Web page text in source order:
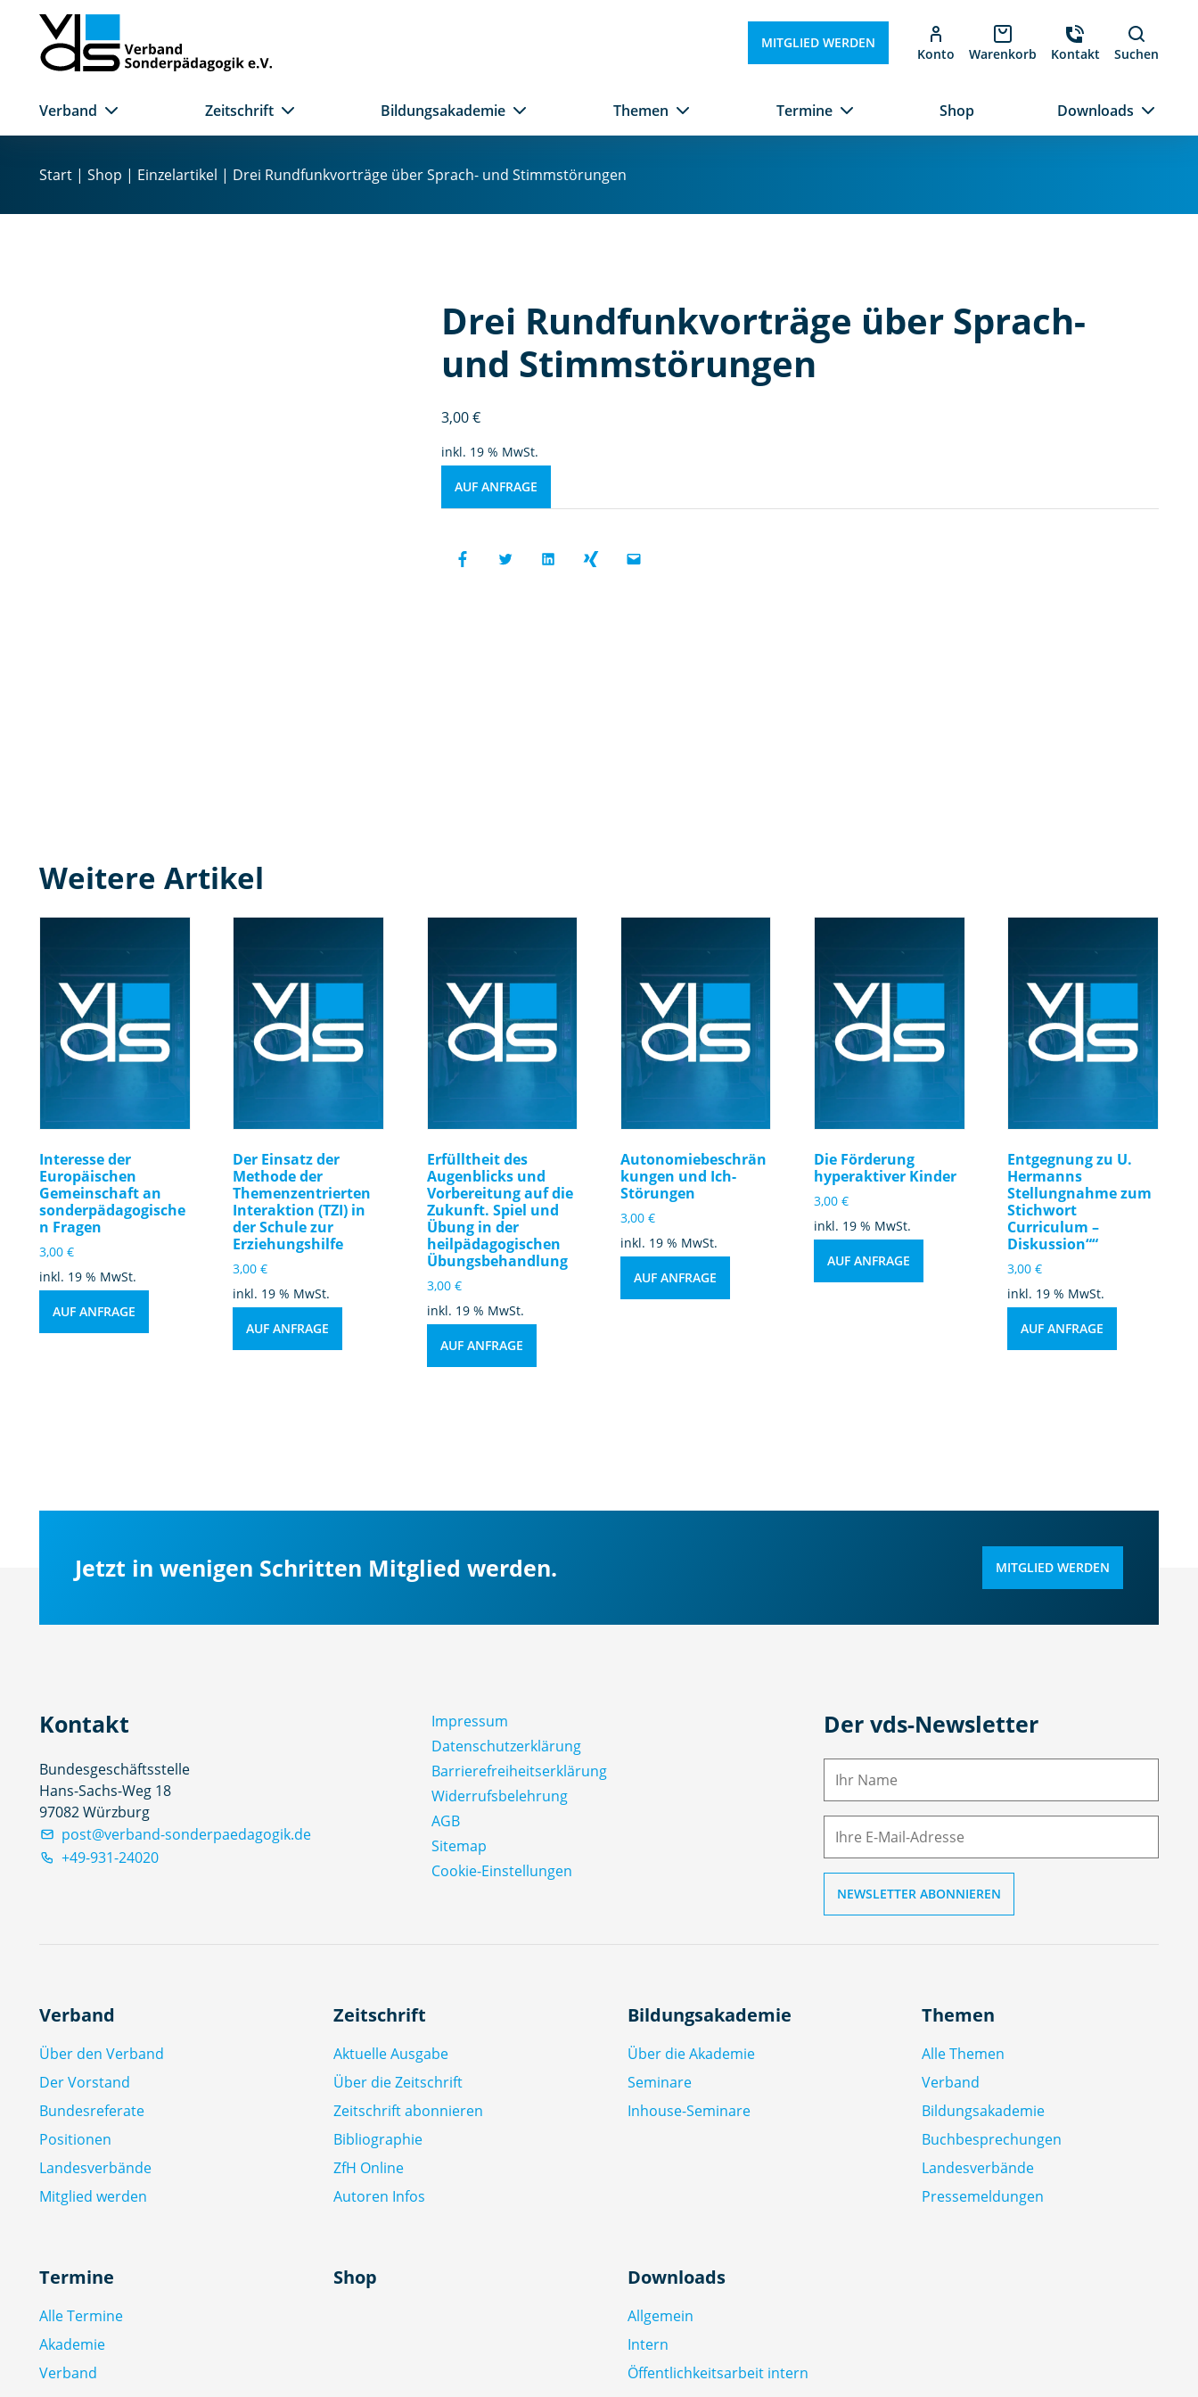
I
MITGLIED WERDEN
Konto Warenkorb Kontakt Suchen
Verband Zeitschrift Bildungsakademie Themen Termine Shop Downloads
Start | Shop | Einzelartikel | Drei Rundfunkvorträge über Sprach- und Stimmstörungen
Drei Rundfunkvorträge über Sprach-
und Stimmstörungen
3,00€
inkl. 19 % MwSt.
AUF ANFRAGE
Weitere Artikel
Interesse der
Europäischen
Gemeinschaft an
sonderpädagogische
n Fragen
3,00 €
inkl. 19 % MwSt.
AUF ANFRAGE
Der Einsatz der
Methode der
Themenzentrierten
Interaktion (TZI) in
der Schule zur
Erziehungshilfe
3,00€
inkl. 19 % MwSt.
AUF ANFRAGE
Erfülltheit des
Augenblicks und
Vorbereitung auf die
Zukunft. Spiel und
Übung in der
heilpädagogischen
Übungsbehandlung
3,00 €
inkl. 19 % MwSt.
AUF ANFRAGE
Autonomiebeschrän
kungen und Ich-
Störungen
3,00 €
inkl. 19 % MwSt.
AUF ANFRAGE
Die Förderung
hyperaktiver Kinder
3,00€
inkl. 19 % MwSt.
AUF ANFRAGE
Entgegnung zu U.
Hermanns
Stellungnahme zum
Stichwort
Curriculum –
Diskussion““
3,00€
inkl. 19 % MwSt.
AUF ANFRAGE
Jetzt in wenigen Schritten Mitglied werden. MITGLIED WERDEN
Kontakt
Bundesgeschäftsstelle
Hans-Sachs-Weg 18
97082 Würzburg
post@verband-sonderpaedagogik.de
+49-931-24020
Impressum
Datenschutz­erklärung
Barrierefreiheitserklärung
Widerrufsbelehrung
AGB
Sitemap
Cookie-Einstellungen
Der vds-Newsletter
N
M
Verband
Über den Verband
Der Vorstand
Bundesreferate
Positionen
Landesverbände
Mitglied werden
Zeitschrift
Aktuelle Ausgabe
Über die Zeitschrift
Zeitschrift abonnieren
Bibliographie
ZfH Online
Autoren Infos
Bildungsakademie
Über die Akademie
Seminare
Inhouse-Seminare
Themen
Alle Themen
Verband
Bildungsakademie
Buchbesprechungen
Landesverbände
Pressemeldungen
Termine
Alle Termine
Akademie
Verband
Shop Downloads
Allgemein
Intern
Öffentlichkeitsarbeit intern